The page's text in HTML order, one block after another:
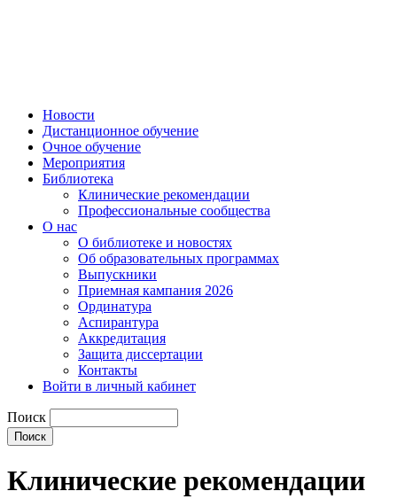
Новости
Дистанционное обучение
Очное обучение
Мероприятия
Библиотека
Клинические рекомендации
Профессиональные сообщества
О нас
О библиотеке и новостях
Об образовательных программах
Выпускники
Приемная кампания 2026
Ординатура
Аспирантура
Аккредитация
Защита диссертации
Контакты
Войти в личный кабинет
Поиск
Клинические рекомендации